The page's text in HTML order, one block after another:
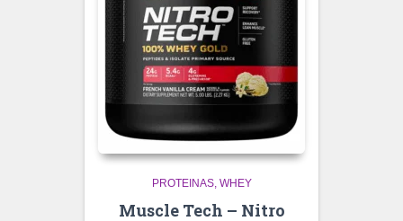
PROTEINAS WHEY
Muscle Tech – Nitro